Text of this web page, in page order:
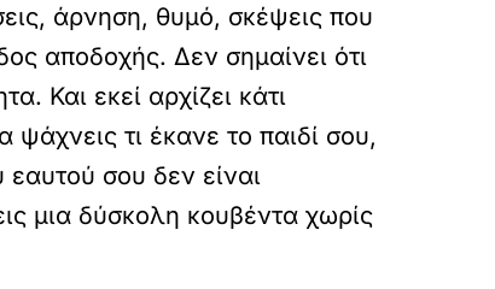
άρνηση, θυμό, σκέψεις που
αποδοχής. Δεν σημαίνει ότι
Και εκεί αρχίζει κάτι
τι έκανε το παιδί σου,
εαυτού σου δεν είναι
μια δύσκολη κουβέντα χωρίς